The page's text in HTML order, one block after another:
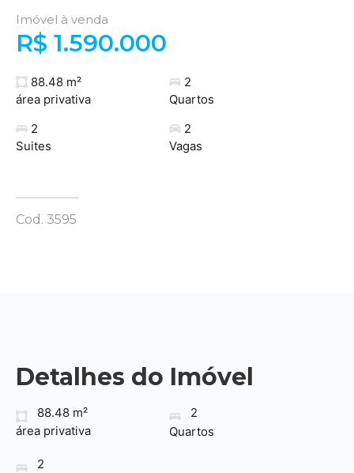
Imóvel à venda
R$ 1.590.000
88.48 m²
área privativa
2
Quartos
2
Suites
2
Vagas
Cod. 3595
Detalhes do Imóvel
88.48 m²
área privativa
2
Quartos
2